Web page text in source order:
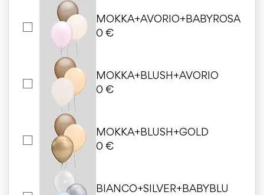
MOKKA+AVORIO+BABYROSA
0 €
MOKKA+BLUSH+AVORIO
0 €
MOKKA+BLUSH+GOLD
0 €
BIANCO+SILVER+BABYBLU